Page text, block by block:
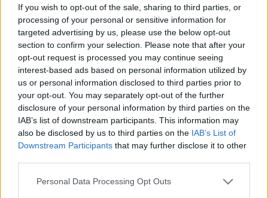
If you wish to opt-out of the sale, sharing to third parties, or
processing of your personal or sensitive information for
targeted advertising by us, please use the below opt-out
section to confirm your selection. Please note that after your
opt-out request is processed you may continue seeing
interest-based ads based on personal information utilized by
us or personal information disclosed to third parties prior to
your opt-out. You may separately opt-out of the further
disclosure of your personal information by third parties on the
IAB’s list of downstream participants. This information may
also be disclosed by us to third parties on the IAB’s List of
Downstream Participants that may further disclose it to other
Please note that this website/app uses one or more Google
Personal Data Processing Opt Outs
Απεριόριστη Ομιλία για 14 μέρες προσφέρει
WIND ενόψει του εορτασμού του
ΑγίουΒαλεντίνου
Σύμφωνα με ανακοίνωση της εταιρίας, από
σήμερα 07/02 στοwind.gr, στακαταστήματα
WINDή στο 13800 οι συνδρομητές έχουν τη
δυνατότητα να κάνουν χρήση της προσφοράς
1+1 smartphones Samsung Galaxy A52s 5G
128GB & A12 64GB, συνολικής αξίας €680. Η
συγκεκριμένη προσφορά έχει διάρκεια μέχρι
18/02 και αφορά νέες αιτήσεις κινητής και